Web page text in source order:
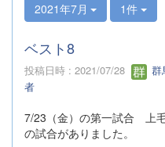
2021年7月 1件
ベスト8
投稿日時 : 2021/07/28
群
者
7/23（金）の第一試合 上
の試合がありました。